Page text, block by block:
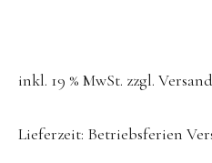
inkl. 19 % MwSt. zzgl.
Lieferzeit: Betriebsferien